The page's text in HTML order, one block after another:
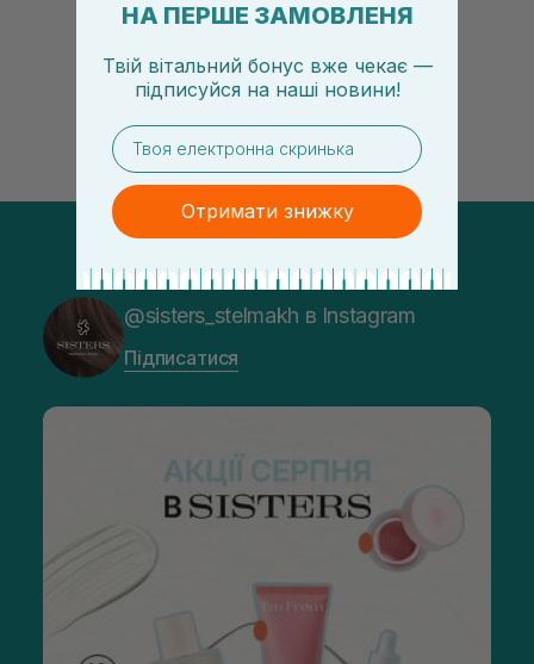
@sisters_stelmakh в Instagram
Підписатися
НА ПЕРШЕ ЗАМОВЛЕНЯ
Твій вітальний бонус вже чекає —
підписуйся на наші новини!
email
Отримати знижку